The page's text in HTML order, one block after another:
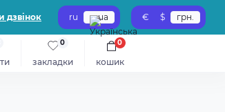
дзвінок ru ua € $ грн.
закладки
0
кошик
0